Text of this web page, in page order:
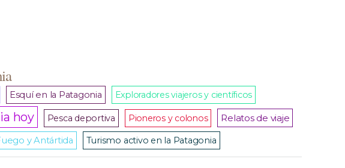
Esquí en la Patagonia Exploradores viajeros y científicos
hoy Pesca deportiva Pioneros y colonos Relatos de viaje
y Antártida Turismo activo en la Patagonia